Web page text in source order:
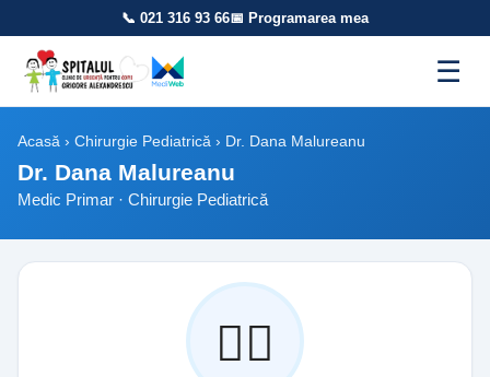
📞 021 316 93 66📅 Programarea mea
☰
Acasă › Chirurgie Pediatrică › Dr. Dana Malureanu
Dr. Dana Malureanu
Medic Primar · Chirurgie Pediatrică
👩‍⚕️